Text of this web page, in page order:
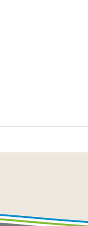
Ihres